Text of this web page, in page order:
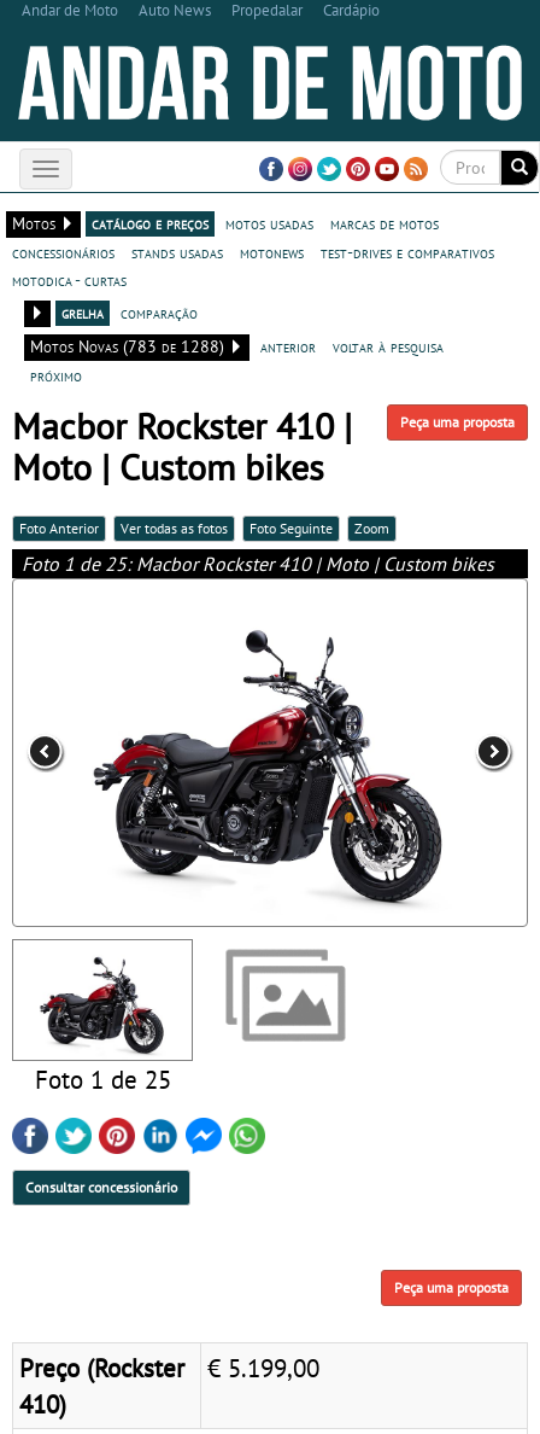
Andar de Moto Auto News Propedalar Cardápio
Toggle
navigation
Motos
catálogo e preços motos usadas
marcas de motos
concessionários
stands usadas motonews
test-drives e comparativos
motodica - curtas
grelha
comparação
Motos Novas (783 de 1288)
anterior
voltar à pesquisa
próximo
Peça uma proposta
Macbor Rockster 410 |
Moto | Custom bikes
Foto Anterior Ver todas as fotos Foto Seguinte Zoom
Foto 1 de 25: Macbor Rockster 410 | Moto | Custom bikes
Foto 1 de 25
Consultar concessionário
Peça uma proposta
Preço (Rockster
410)
€ 5.199,00